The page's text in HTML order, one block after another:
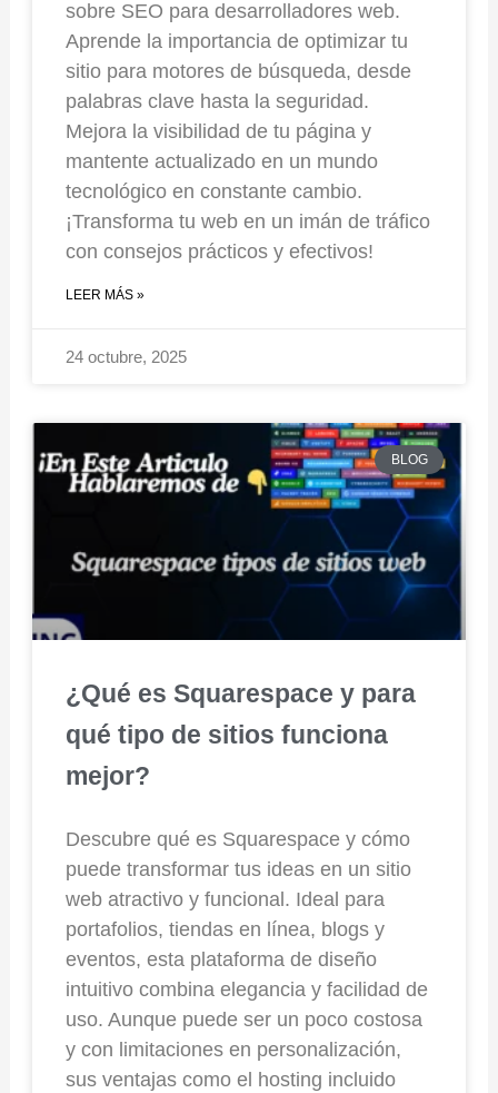
sobre SEO para desarrolladores web.
Aprende la importancia de optimizar tu
sitio para motores de búsqueda, desde
palabras clave hasta la seguridad.
Mejora la visibilidad de tu página y
mantente actualizado en un mundo
tecnológico en constante cambio.
¡Transforma tu web en un imán de tráfico
con consejos prácticos y efectivos!
LEER MÁS »
24 octubre, 2025
BLOG
¿Qué es Squarespace y para
qué tipo de sitios funciona
mejor?
Descubre qué es Squarespace y cómo
puede transformar tus ideas en un sitio
web atractivo y funcional. Ideal para
portafolios, tiendas en línea, blogs y
eventos, esta plataforma de diseño
intuitivo combina elegancia y facilidad de
uso. Aunque puede ser un poco costosa
y con limitaciones en personalización,
sus ventajas como el hosting incluido